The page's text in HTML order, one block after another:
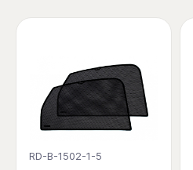
RD-B-1502-1-5